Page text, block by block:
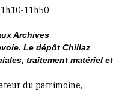
11h50
Archives
Le dépôt Chillaz
traitement matériel et
du patrimoine,